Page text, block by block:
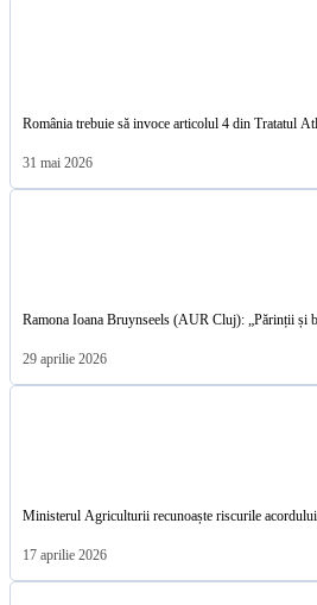
România trebuie să invoce articolul 4 din Tratatul
31 mai 2026
Ramona Ioana Bruynseels (AUR Cluj): „Părinții și
29 aprilie 2026
Ministerul Agriculturii recunoaște riscurile
17 aprilie 2026